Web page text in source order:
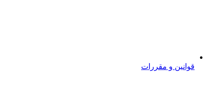
قوانین و مقررات